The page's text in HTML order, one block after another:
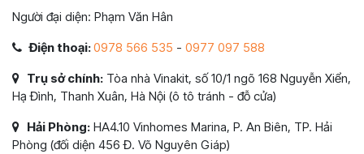
Người đại diện: Phạm Văn Hân
Điện thoại:0978 566 535 - 0977 097 588
Trụ sở chính: Tòa nhà Vinakit, số 10/1 ngõ 168 Nguyễn Xiển,
Hạ Đình, Thanh Xuân, Hà Nội (ô tô tránh - đỗ cửa)
Hải Phòng: HA4.10 Vinhomes Marina, P. An Biên, TP. Hải
Phòng (đối diện 456 Đ. Võ Nguyên Giáp)